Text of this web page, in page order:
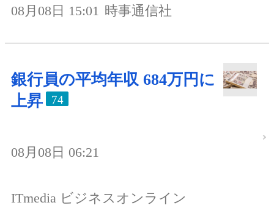
08月08日 15:01 時事通信社
銀行員の平均年収 684万円に
上昇
74
08月08日 06:21
ITmedia ビジネスオンライン